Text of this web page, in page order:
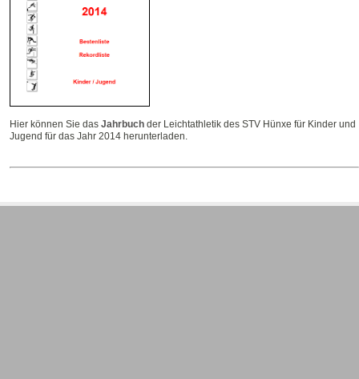
Hier können Sie das Jahrbuch der Leichtathletik des STV Hünxe für Kinder und
Jugend für das Jahr 2014 herunterladen.